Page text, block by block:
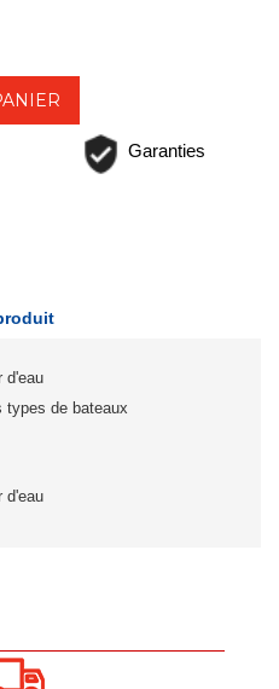
Garanties
d'eau
types de bateaux
d'eau